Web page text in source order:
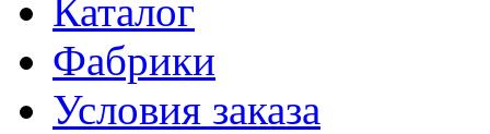
Каталог
Фабрики
Условия заказа